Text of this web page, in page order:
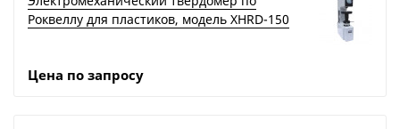
Роквеллу для пластиков, модель XHRD-150
Цена по запросу